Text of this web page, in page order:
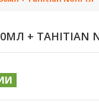
+ TAHITIAN